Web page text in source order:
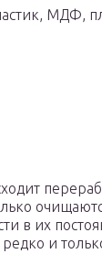
МДФ,
в их
редко и